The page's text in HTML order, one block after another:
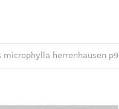
microphylla herrenhausen p9